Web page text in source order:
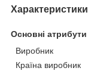
Характеристики
Основні атрибути
Виробник
Країна виробник